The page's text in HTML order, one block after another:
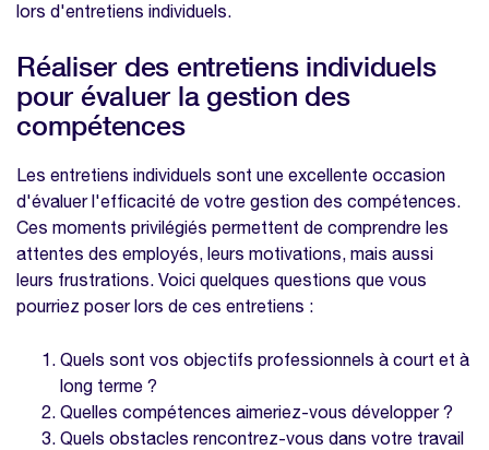
lors d'entretiens individuels.
Réaliser des entretiens individuels
pour évaluer la gestion des
compétences
Les entretiens individuels sont une excellente occasion
d'évaluer l'efficacité de votre gestion des compétences.
Ces moments privilégiés permettent de comprendre les
attentes des employés, leurs motivations, mais aussi
leurs frustrations. Voici quelques questions que vous
pourriez poser lors de ces entretiens :
Quels sont vos objectifs professionnels à court et à
long terme ?
Quelles compétences aimeriez-vous développer ?
Quels obstacles rencontrez-vous dans votre travail